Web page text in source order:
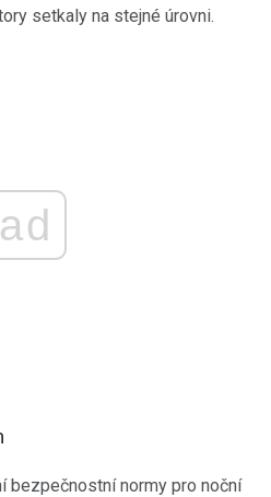
setkaly na stejné úrovni.
ad
bezpečnostní normy pro noční